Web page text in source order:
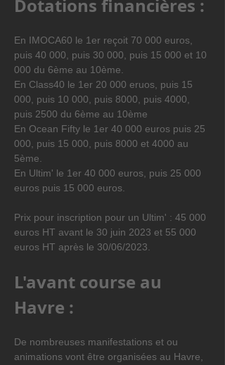
Dotations financières :
En IMOCA60 le 1er reçoit 70 000 euros,
puis 40 000, puis 30 000, puis 15 000 et 10
000 du 6ème au 10ème.
En Class40 le 1er 20 000 eruos, puis 15
000, puis 10 000, puis 8000, puis 4000,
puis 2500 du 6ème au 10ème
En Ocean Fifty le 1er 40 000 euros puis 25
000, puis 15 000, puis 8000 et 4000 au
5ème.
En Ultim' le 1er 40 000 euros, puis 25 000
euros puis 15 000 euros.
Prix pour inscription pour un Ultim' : 45 000
euros HT avant le 30 juin 2023 et 55 000
euros HT après le 30/06/2023.
L'avant course au
Havre :
De nombreuses manifestations et ou
animations vont être organisées au Havre,